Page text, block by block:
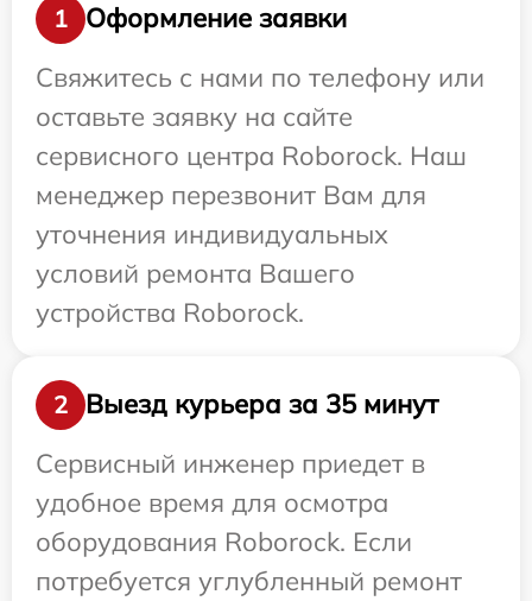
1
Оформление заявки
Свяжитесь с нами по телефону или
оставьте заявку на сайте
сервисного центра Roborock. Наш
менеджер перезвонит Вам для
уточнения индивидуальных
условий ремонта Вашего
устройства Roborock.
2
Выезд курьера за 35 минут
Сервисный инженер приедет в
удобное время для осмотра
оборудования Roborock. Если
потребуется углубленный ремонт